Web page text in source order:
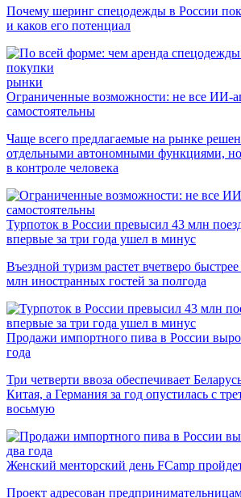
Почему шеринг спецодежды в России
и каков его потенциал
рынки
Ограниченные возможности: не все ИИ-
самостоятельны
Чаще всего предлагаемые на рынке
отдельными автономными функциями,
в контроле человека
Турпоток в России превысил 43 млн
впервые за три года ушел в минус
Въездной туризм растет вчетверо
млн иностранных гостей за полгода
Продажи импортного пива в России
года
Три четверти ввоза обеспечивает
Китая, а Германия за год опустилась с
восьмую
Женский менторский день FCamp
Проект адресован